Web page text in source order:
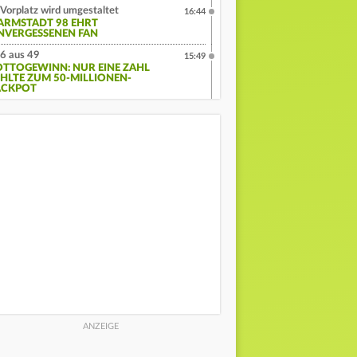
Vorplatz wird umgestaltet
98 EHRT
FAN
16:44
6 aus 49
NUR EINE ZAHL
ZUM 50-MILLIONEN-
15:49